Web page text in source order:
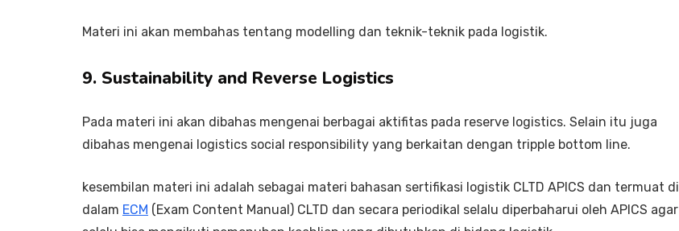
Materi ini akan membahas tentang modelling dan teknik-teknik pada logistik.
9. Sustainability and Reverse Logistics
Pada materi ini akan dibahas mengenai berbagai aktifitas pada reserve logistics. Selain itu juga
dibahas mengenai logistics social responsibility yang berkaitan dengan tripple bottom line.
kesembilan materi ini adalah sebagai materi bahasan sertifikasi logistik CLTD APICS dan termuat di
dalam ECM (Exam Content Manual) CLTD dan secara periodikal selalu diperbaharui oleh APICS agar